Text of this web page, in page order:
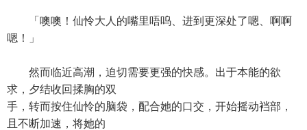
「噢噢！仙怜大人的嘴里唔呜、进到更深处了嗯、啊啊
嗯！」
然而临近高潮，迫切需要更强的快感。出于本能的欲
求，夕结收回揉胸的双
手，转而按住仙怜的脑袋，配合她的口交，开始摇动裆部，
且不断加速，将她的